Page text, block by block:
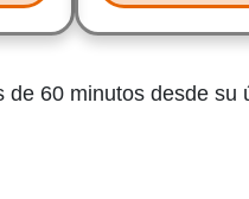
60 minutos desde su